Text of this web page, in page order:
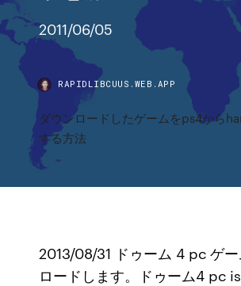
2011/06/05
RAPIDLIBCUUS.WEB.APP
ダウンロードしたゲームをps4から
する方法
2013/08/31 ドゥーム 4 pc ゲ
ロードします。ドゥーム4 pc